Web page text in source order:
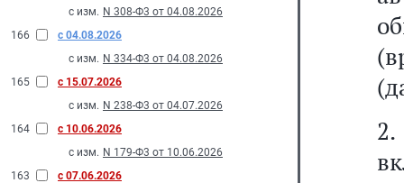
с изм. N 308-Ф3 от 04.08.2026
166
с 04.08.2026
с изм. N 334-Ф3 от 04.08.2026
165
с 15.07.2026
с изм. N 238-Ф3 от 04.07.2026
164
с 10.06.2026
с изм. N 179-Ф3 от 10.06.2026
163
с 07.06.2026